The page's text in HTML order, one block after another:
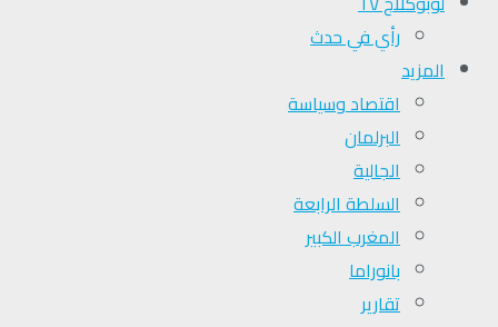
رأي في حدث
المزيد
اقتصاد وسياسة
البرلمان
الجالية
السلطة الرابعة
المغرب الكبير
بانوراما
تقارير